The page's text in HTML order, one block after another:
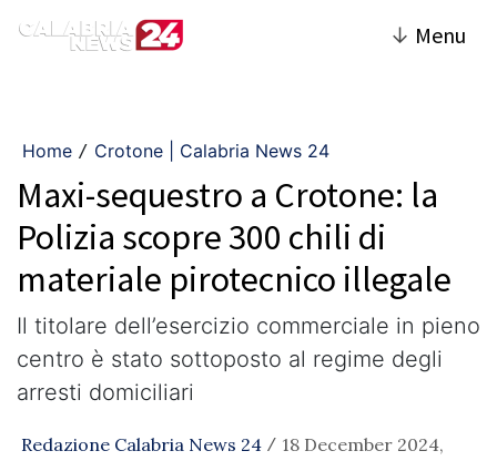
↓ Menu
Home / Crotone | Calabria News 24
Maxi-sequestro a Crotone: la
Polizia scopre 300 chili di
materiale pirotecnico illegale
Il titolare dell’esercizio commerciale in pieno
centro è stato sottoposto al regime degli
arresti domiciliari
Redazione Calabria News 24 / 18 December 2024,